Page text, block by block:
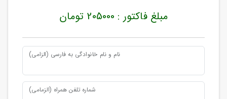
مبلغ فاکتور : 205000 تومان
نام و نام خانوادگی به فارسی (الزامی)
شماره تلفن همراه (الزمامی)